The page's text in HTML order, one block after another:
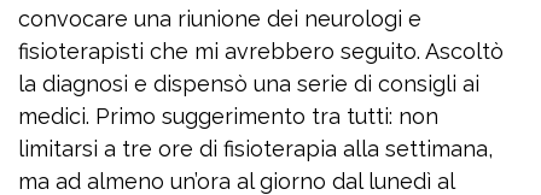
convocare una riunione dei neurologi e
fisioterapisti che mi avrebbero seguito. Ascoltò
la diagnosi e dispensò una serie di consigli ai
medici. Primo suggerimento tra tutti: non
limitarsi a tre ore di fisioterapia alla settimana,
ma ad almeno un’ora al giorno dal lunedì al